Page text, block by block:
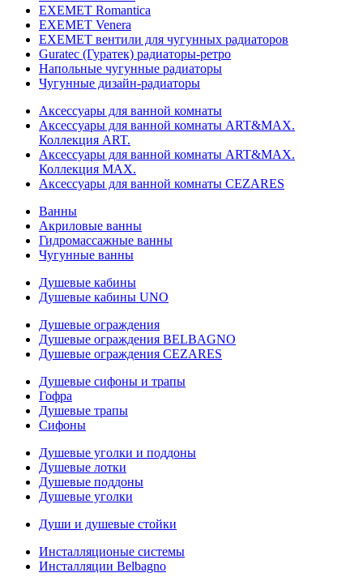
EXEMET Romantica
EXEMET Venera
EXEMET вентили для чугунных радиаторов
Guratec (Гуратек) радиаторы-ретро
Напольные чугунные радиаторы
Чугунные дизайн-радиаторы
Аксессуары для ванной комнаты
Аксессуары для ванной комнаты ART&MAX.
Коллекция ART.
Аксессуары для ванной комнаты ART&MAX.
Коллекция MAX.
Аксессуары для ванной комнаты CEZARES
Ванны
Акриловые ванны
Гидромассажные ванны
Чугунные ванны
Душевые кабины
Душевые кабины UNO
Душевые ограждения
Душевые ограждения BELBAGNO
Душевые ограждения CEZARES
Душевые сифоны и трапы
Гофра
Душевые трапы
Сифоны
Душевые уголки и поддоны
Душевые лотки
Душевые поддоны
Душевые уголки
Души и душевые стойки
Инсталляционые системы
Инсталляции Belbagno